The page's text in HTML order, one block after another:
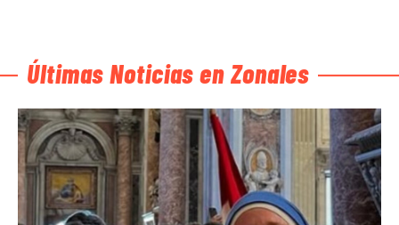
Últimas Noticias en Zonales